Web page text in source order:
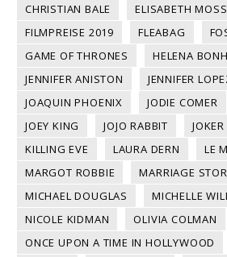
CHRISTIAN BALE
ELISABETH MOSS
FILMPREISE 2019
FLEABAG
GAME OF THRONES
HELENA
JENNIFER ANISTON
JENNIFER
JOAQUIN PHOENIX
JODIE COMER
JOEY KING
JOJO RABBIT JOKER
KILLING EVE
LAURA DERN
LE
MARGOT ROBBIE
MARRIAGE
MICHAEL DOUGLAS
MICHELLE
NICOLE KIDMAN
OLIVIA COLMAN
ONCE UPON A TIME IN HOLLYWOOD